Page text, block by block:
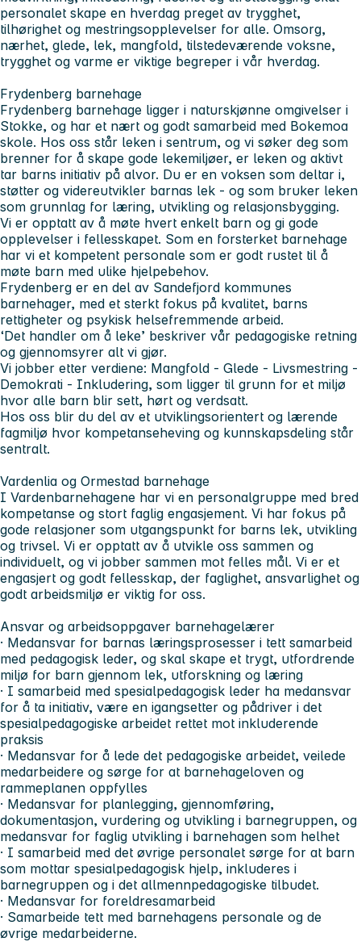
personalet skape en hverdag preget av trygghet,
tilhørighet og mestringsopplevelser for alle. Omsorg,
nærhet, glede, lek, mangfold, tilstedeværende voksne,
trygghet og varme er viktige begreper i vår hverdag.
Frydenberg barnehage
Frydenberg barnehage ligger i naturskjønne omgivelser i
Stokke, og har et nært og godt samarbeid med Bokemoa
skole. Hos oss står leken i sentrum, og vi søker deg som
brenner for å skape gode lekemiljøer, er leken og aktivt
tar barns initiativ på alvor. Du er en voksen som deltar i,
støtter og videreutvikler barnas lek - og som bruker leken
som grunnlag for læring, utvikling og relasjonsbygging.
Vi er opptatt av å møte hvert enkelt barn og gi gode
opplevelser i fellesskapet. Som en forsterket barnehage
har vi et kompetent personale som er godt rustet til å
møte barn med ulike hjelpebehov.
Frydenberg er en del av Sandefjord kommunes
barnehager, med et sterkt fokus på kvalitet, barns
rettigheter og psykisk helsefremmende arbeid.
‘Det handler om å leke’ beskriver vår pedagogiske retning
og gjennomsyrer alt vi gjør.
Vi jobber etter verdiene: Mangfold - Glede - Livsmestring -
Demokrati - Inkludering, som ligger til grunn for et miljø
hvor alle barn blir sett, hørt og verdsatt.
Hos oss blir du del av et utviklingsorientert og lærende
fagmiljø hvor kompetanseheving og kunnskapsdeling står
sentralt.
Vardenlia og Ormestad barnehage
I Vardenbarnehagene har vi en personalgruppe med bred
kompetanse og stort faglig engasjement. Vi har fokus på
gode relasjoner som utgangspunkt for barns lek, utvikling
og trivsel. Vi er opptatt av å utvikle oss sammen og
individuelt, og vi jobber sammen mot felles mål. Vi er et
engasjert og godt fellesskap, der faglighet, ansvarlighet og
godt arbeidsmiljø er viktig for oss.
Ansvar og arbeidsoppgaver barnehagelærer
· Medansvar for barnas læringsprosesser i tett samarbeid
med pedagogisk leder, og skal skape et trygt, utfordrende
miljø for barn gjennom lek, utforskning og læring
· I samarbeid med spesialpedagogisk leder ha medansvar
for å ta initiativ, være en igangsetter og pådriver i det
spesialpedagogiske arbeidet rettet mot inkluderende
praksis
· Medansvar for å lede det pedagogiske arbeidet, veilede
medarbeidere og sørge for at barnehageloven og
rammeplanen oppfylles
· Medansvar for planlegging, gjennomføring,
dokumentasjon, vurdering og utvikling i barnegruppen, og
medansvar for faglig utvikling i barnehagen som helhet
· I samarbeid med det øvrige personalet sørge for at barn
som mottar spesialpedagogisk hjelp, inkluderes i
barnegruppen og i det allmennpedagogiske tilbudet.
· Medansvar for foreldresamarbeid
· Samarbeide tett med barnehagens personale og de
øvrige medarbeiderne.